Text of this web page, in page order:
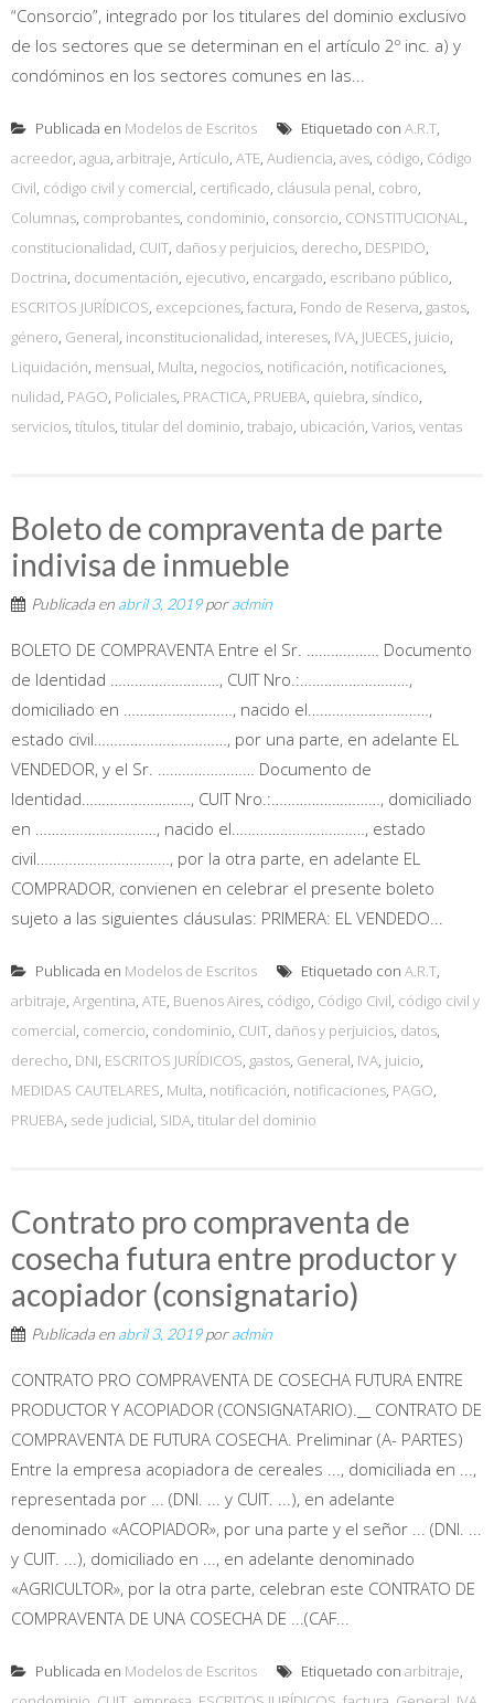
“Consorcio”, integrado por los titulares del dominio exclusivo
de los sectores que se determinan en el artículo 2º inc. a) y
condóminos en los sectores comunes en las...
Publicada en Modelos de Escritos Etiquetado con A.R.T,
acreedor, agua, arbitraje, Artículo, ATE, Audiencia, aves, código, Código
Civil, código civil y comercial, certificado, cláusula penal, cobro,
Columnas, comprobantes, condominio, consorcio, CONSTITUCIONAL,
constitucionalidad, CUIT, daños y perjuicios, derecho, DESPIDO,
Doctrina, documentación, ejecutivo, encargado, escribano público,
ESCRITOS JURÍDICOS, excepciones, factura, Fondo de Reserva, gastos,
género, General, inconstitucionalidad, intereses, IVA, JUECES, juicio,
Liquidación, mensual, Multa, negocios, notificación, notificaciones,
nulidad, PAGO, Policiales, PRACTICA, PRUEBA, quiebra, síndico,
servicios, títulos, titular del dominio, trabajo, ubicación, Varios, ventas
Boleto de compraventa de parte
indivisa de inmueble
Publicada en abril 3, 2019poradmin
BOLETO DE COMPRAVENTA Entre el Sr. ……………… Documento
de Identidad ………………………, CUIT Nro.:………………………,
domiciliado en ………………………, nacido el…………………………,
estado civil……………………………, por una parte, en adelante EL
VENDEDOR, y el Sr. …………………… Documento de
Identidad………………………, CUIT Nro.:………………………, domiciliado
en …………………………, nacido el……………………………, estado
civil……………………………, por la otra parte, en adelante EL
COMPRADOR, convienen en celebrar el presente boleto
sujeto a las siguientes cláusulas: PRIMERA: EL VENDEDO...
Publicada en Modelos de Escritos Etiquetado con A.R.T,
arbitraje, Argentina, ATE, Buenos Aires, código, Código Civil, código civil y
comercial, comercio, condominio, CUIT, daños y perjuicios, datos,
derecho, DNI, ESCRITOS JURÍDICOS, gastos, General, IVA, juicio,
MEDIDAS CAUTELARES, Multa, notificación, notificaciones, PAGO,
PRUEBA, sede judicial, SIDA, titular del dominio
Contrato pro compraventa de
cosecha futura entre productor y
acopiador (consignatario)
Publicada en abril 3, 2019poradmin
CONTRATO PRO COMPRAVENTA DE COSECHA FUTURA ENTRE
PRODUCTOR Y ACOPIADOR (CONSIGNATARIO).__ CONTRATO DE
COMPRAVENTA DE FUTURA COSECHA. Preliminar (A- PARTES)
Entre la empresa acopiadora de cereales ..., domiciliada en ...,
representada por ... (DNI. ... y CUIT. ...), en adelante
denominado «ACOPIADOR», por una parte y el señor ... (DNI. ...
y CUIT. ...), domiciliado en ..., en adelante denominado
«AGRICULTOR», por la otra parte, celebran este CONTRATO DE
COMPRAVENTA DE UNA COSECHA DE ...(CAF...
Publicada en Modelos de Escritos Etiquetado con arbitraje,